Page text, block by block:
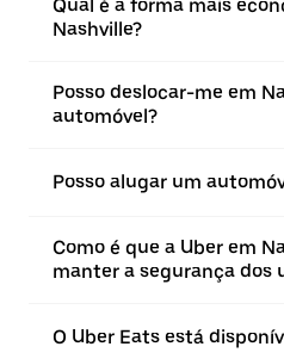
Qual é a forma mais
Nashville?
Posso deslocar-me em
automóvel?
Posso alugar um
Como é que a Uber em
manter a segurança dos
O Uber Eats está